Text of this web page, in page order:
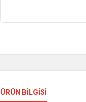
ÜRÜN BILGISI